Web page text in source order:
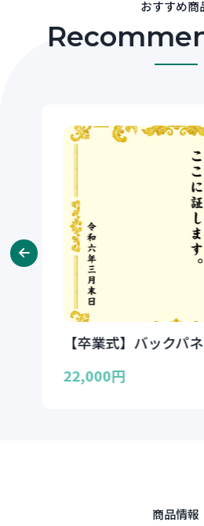
おすすめ商
【卒業式】バックパ
22,000円
商品情報